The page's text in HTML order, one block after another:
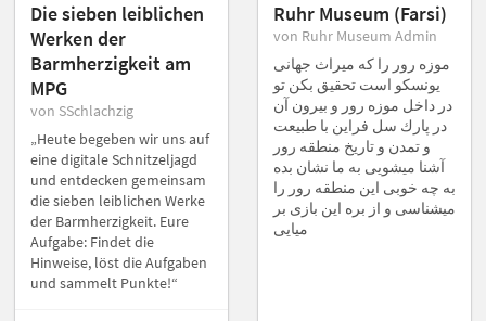
Die sieben leiblichen
Werken der
Barmherzigkeit am
MPG
von SSchlachzig
„Heute begeben wir uns auf
eine digitale Schnitzeljagd
und entdecken gemeinsam
die sieben leiblichen Werke
der Barmherzigkeit. Eure
Aufgabe: Findet die
Hinweise, löst die Aufgaben
und sammelt Punkte!“
Ruhr Museum (Farsi)
von Ruhr Museum Admin
موزه رور را كه ميراث جهانى
يونسكو است تحقيق بكن تو
در داخل موزه رور و بيرون آن
در پارك سل فراين با طبيعت
و تمدن و تاريخ منطقه رور
آشنا ميشويى به ما نشان بده
به چه خوبى اين منطقه رور را
ميشناسى و از بره اين بازى بر
ميايى